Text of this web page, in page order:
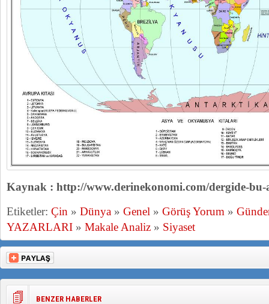
Kaynak : http://www.derinekonomi.com/dergide-
Etiketler: Çin » Dünya » Genel » Görüş Yorum »
YAZARLARI » Makale Analiz » Siyaset
BENZER HABERLER